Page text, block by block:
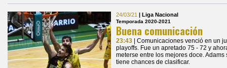
24/03/21 | Liga Nacional
Temporada 2020-2021
Buena comunicación
23:43
| Comunicaciones venció en un
playoffs. Fue un apretado 75 - 72 y
meterse entre los mejores doce.
tiene chances de clasificar.